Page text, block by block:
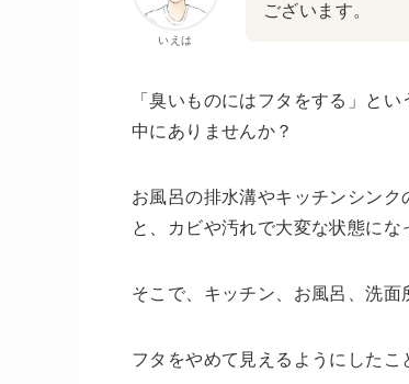
いえは
ございます。
「臭いものにはフタをする」と
中にありませんか？
お風呂の排水溝やキッチンシン
と、カビや汚れで大変な状態にな
そこで、キッチン、お風呂、洗面
フタをやめて見えるようにしたこ